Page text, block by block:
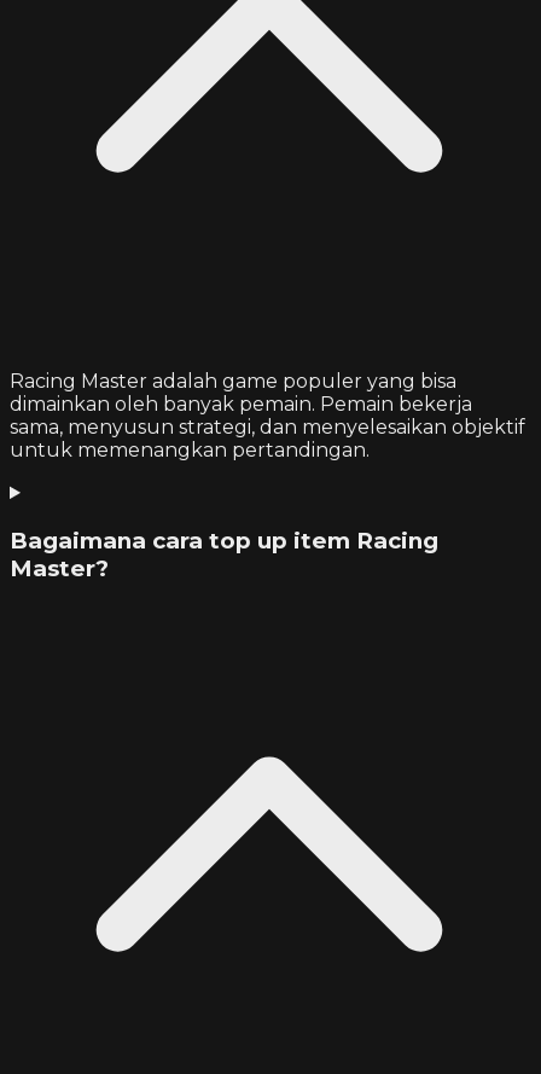
Racing Master adalah game populer yang bisa
dimainkan oleh banyak pemain. Pemain bekerja
sama, menyusun strategi, dan menyelesaikan objektif
untuk memenangkan pertandingan.
Bagaimana cara top up item Racing
Master?